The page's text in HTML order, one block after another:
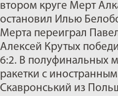
втором круге Мерт
остановил Илью
Мерта переиграл
Алексей Крутых
6:2. В полуфинальных
ракетки с
Скавронський из